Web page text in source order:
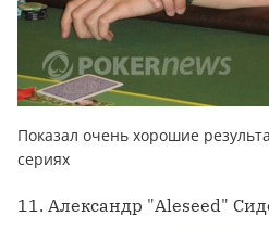
Показал очень хорошие
сериях
11. Александр "Aleseed"